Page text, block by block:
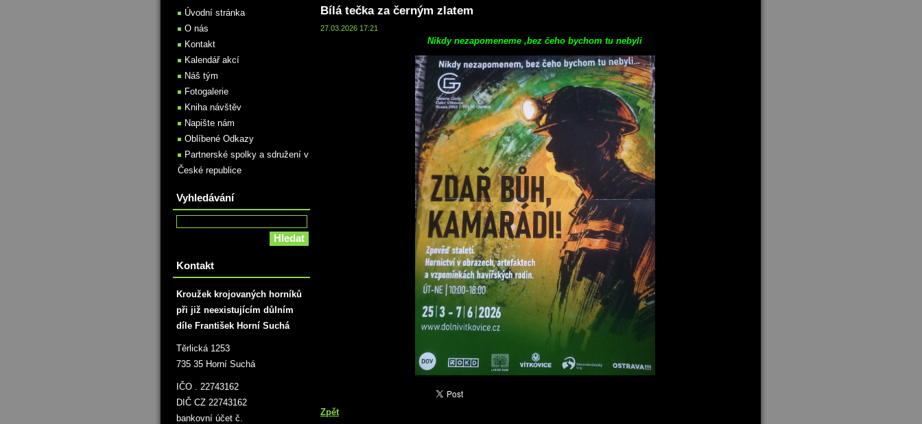
Bílá tečka za černým zlatem
27.03.2026 17:21
Nikdy nezapomeneme ,bez čeho bychom tu nebyli
Zpět
Úvodní stránka
O nás
Kontakt
Kalendář akcí
Náš tým
Fotogalerie
Kniha návštěv
Napište nám
Oblíbené Odkazy
Partnerské spolky a sdružení v
České republice
Vyhledávání
Kontakt
Kroužek krojovaných horníků
při již neexistujícím důlním
díle František Horní Suchá
Těrlická 1253
735 35 Horní Suchá
IČO . 22743162
DIČ CZ 22743162
bankovní účet č.